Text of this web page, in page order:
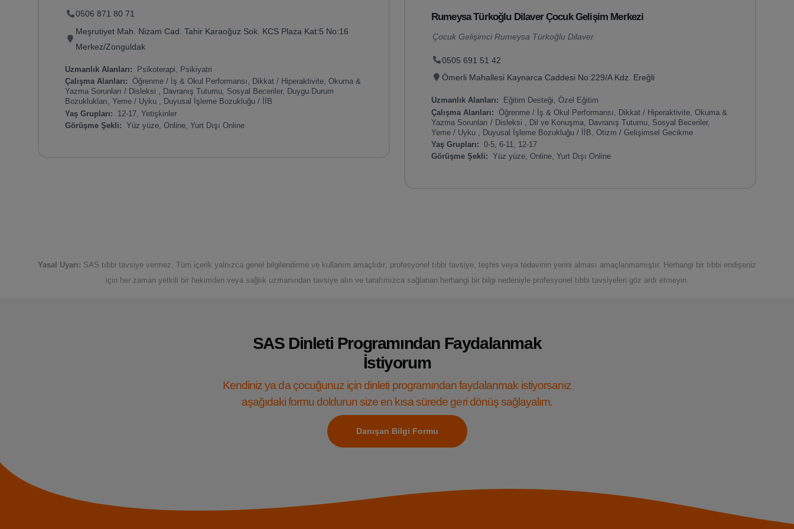
0506 871 80 71
Meşrutiyet Mah. Nizam Cad. Tahir Karaoğuz Sok. KCS Plaza Kat:5 No:16
Merkez/Zonguldak
Uzmanlık Alanları:
Psikoterapi, Psikiyatri
Çalışma Alanları: Öğrenme / İş & Okul Performansı, Dikkat / Hiperaktivite, Okuma &
Yazma Sorunları / Disleksi , Davranış Tutumu, Sosyal Beceriler, Duygu Durum
Bozuklukları, Yeme / Uyku , Duyusal İşleme Bozukluğu / İİB
Yaş Grupları:
12-17, Yetişkinler
Görüşme Şekli: Yüz yüze, Online, Yurt Dışı Online
Rumeysa Türkoğlu Dilaver Çocuk Gelişim Merkezi
Çocuk Gelişimci Rumeysa Türkoğlu Dilaver
0505 691 51 42
Ömerli Mahallesi Kaynarca Caddesi No:229/A Kdz. Ereğli
Uzmanlık Alanları:
Eğitim Desteği, Özel Eğitim
Çalışma Alanları: Öğrenme / İş & Okul Performansı, Dikkat / Hiperaktivite, Okuma &
Yazma Sorunları / Disleksi , Dil ve Konuşma, Davranış Tutumu, Sosyal Beceriler,
Yeme / Uyku , Duyusal İşleme Bozukluğu / İİB, Otizm / Gelişimsel Gecikme
Yaş Grupları: 0-5, 6-11, 12-17
Görüşme Şekli: Yüz yüze, Online, Yurt Dışı Online
Yasal Uyarı: SAS tıbbi tavsiye vermez. Tüm içerik yalnızca genel bilgilendirme ve kullanım amaçlıdır; profesyonel tıbbi tavsiye, teşhis veya tedavinin yerini alması amaçlanmamıştır. Herhangi bir tıbbi endişeniz
için her zaman yetkili bir hekimden veya sağlık uzmanından tavsiye alın ve tarafımızca sağlanan herhangi bir bilgi nedeniyle profesyonel tıbbi tavsiyeleri göz ardı etmeyin.
SAS Dinleti Programından Faydalanmak
İstiyorum
Kendiniz ya da çocuğunuz için dinleti programından faydalanmak istiyorsanız
aşağıdaki formu doldurun size en kısa sürede geri dönüş sağlayalım.
Danışan Bilgi Formu